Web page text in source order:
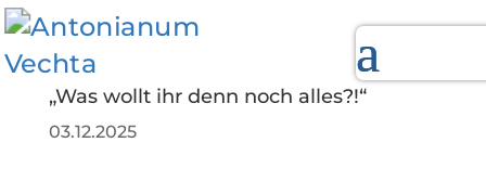
„Was wollt ihr denn noch alles?!“
03.12.2025